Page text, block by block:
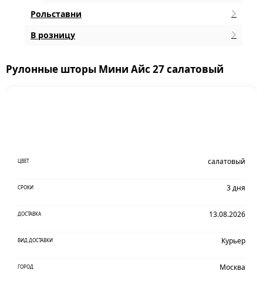
Рольставни
В розницу
Рулонные шторы Мини Айс 27 салатовый
ЦВЕТ салатовый
СРОКИ 3 дня
ДОСТАВКА 13.08.2026
ВИД ДОСТАВКИ Курьер
ГОРОД Москва